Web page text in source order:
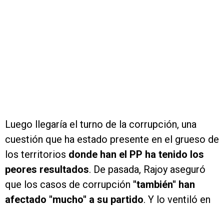
Luego llegaría el turno de la corrupción, una
cuestión que ha estado presente en el grueso de
los territorios donde han el PP ha tenido los
peores resultados. De pasada, Rajoy aseguró
que los casos de corrupción "también" han
afectado "mucho" a su partido. Y lo ventiló en